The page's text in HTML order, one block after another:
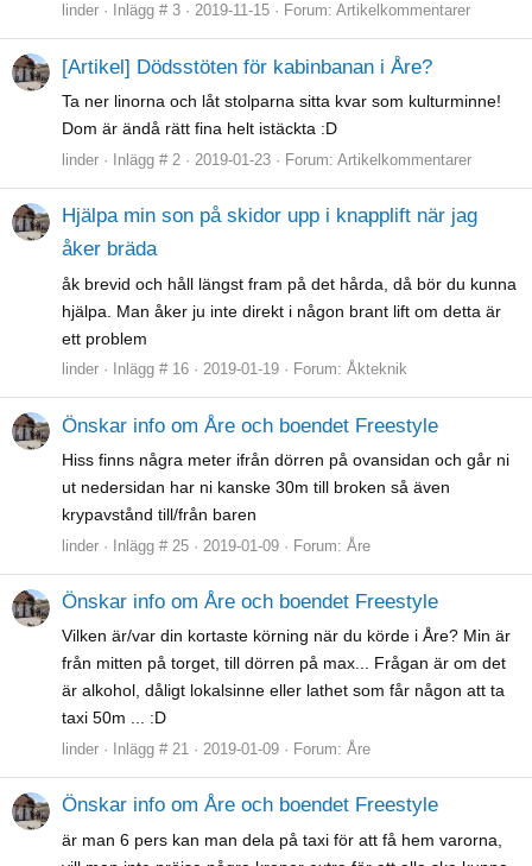
linder Inlägg # 3 2019-11-15 Forum: Artikelkommentarer
[Artikel] Dödsstöten för kabinbanan i Åre?
Ta ner linorna och låt stolparna sitta kvar som kulturminne!
Dom är ändå rätt fina helt istäckta :D
linder Inlägg # 2 2019-01-23 Forum: Artikelkommentarer
Hjälpa min son på skidor upp i knapplift när jag
åker bräda
åk brevid och håll längst fram på det hårda, då bör du kunna
hjälpa. Man åker ju inte direkt i någon brant lift om detta är
ett problem
linder Inlägg # 16 2019-01-19 Forum: Åkteknik
Önskar info om Åre och boendet Freestyle
Hiss finns några meter ifrån dörren på ovansidan och går ni
ut nedersidan har ni kanske 30m till broken så även
krypavstånd till/från baren
linder Inlägg # 25 2019-01-09 Forum: Åre
Önskar info om Åre och boendet Freestyle
Vilken är/var din kortaste körning när du körde i Åre? Min är
från mitten på torget, till dörren på max... Frågan är om det
är alkohol, dåligt lokalsinne eller lathet som får någon att ta
taxi 50m ... :D
linder Inlägg # 21 2019-01-09 Forum: Åre
Önskar info om Åre och boendet Freestyle
är man 6 pers kan man dela på taxi för att få hem varorna,